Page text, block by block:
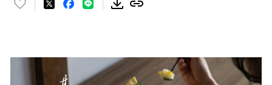
い
数